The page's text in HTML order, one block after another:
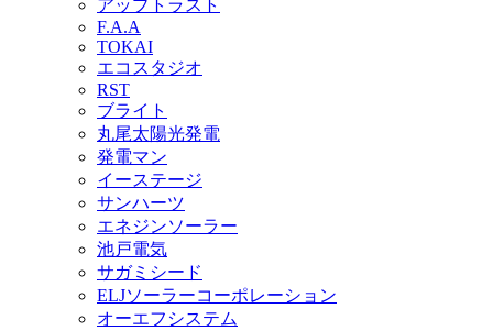
アップトラスト
F.A.A
TOKAI
エコスタジオ
RST
ブライト
丸尾太陽光発電
発電マン
イーステージ
サンハーツ
エネジンソーラー
池戸電気
サガミシード
ELJソーラーコーポレーション
オーエフシステム